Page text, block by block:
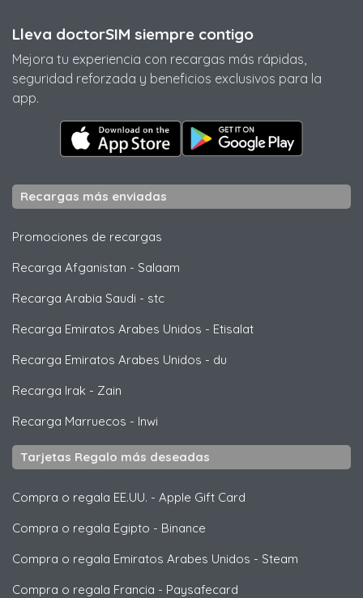
Lleva doctorSIM siempre contigo
Mejora tu experiencia con recargas más rápidas,
seguridad reforzada y beneficios exclusivos para la
app.
Recargas más enviadas
Promociones de recargas
Recarga Afganistan - Salaam
Recarga Arabia Saudi - stc
Recarga Emiratos Arabes Unidos - Etisalat
Recarga Emiratos Arabes Unidos - du
Recarga Irak - Zain
Recarga Marruecos - Inwi
Tarjetas Regalo más deseadas
Compra o regala EE.UU. - Apple Gift Card
Compra o regala Egipto - Binance
Compra o regala Emiratos Arabes Unidos - Steam
Compra o regala Francia - Paysafecard